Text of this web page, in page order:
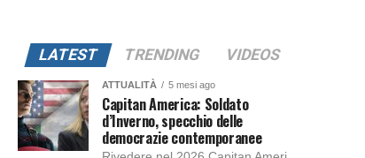
LATEST TRENDING VIDEOS
ATTUALITÀ 5 mesi ago
Capitan America: Soldato
d’Inverno, specchio delle
democrazie contemporanee